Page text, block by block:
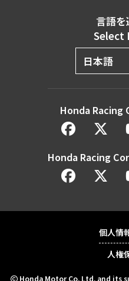
言語を
Select
Honda Racing
Honda Racing
Honda Motor Co. Ltd. and its
個人情
人権